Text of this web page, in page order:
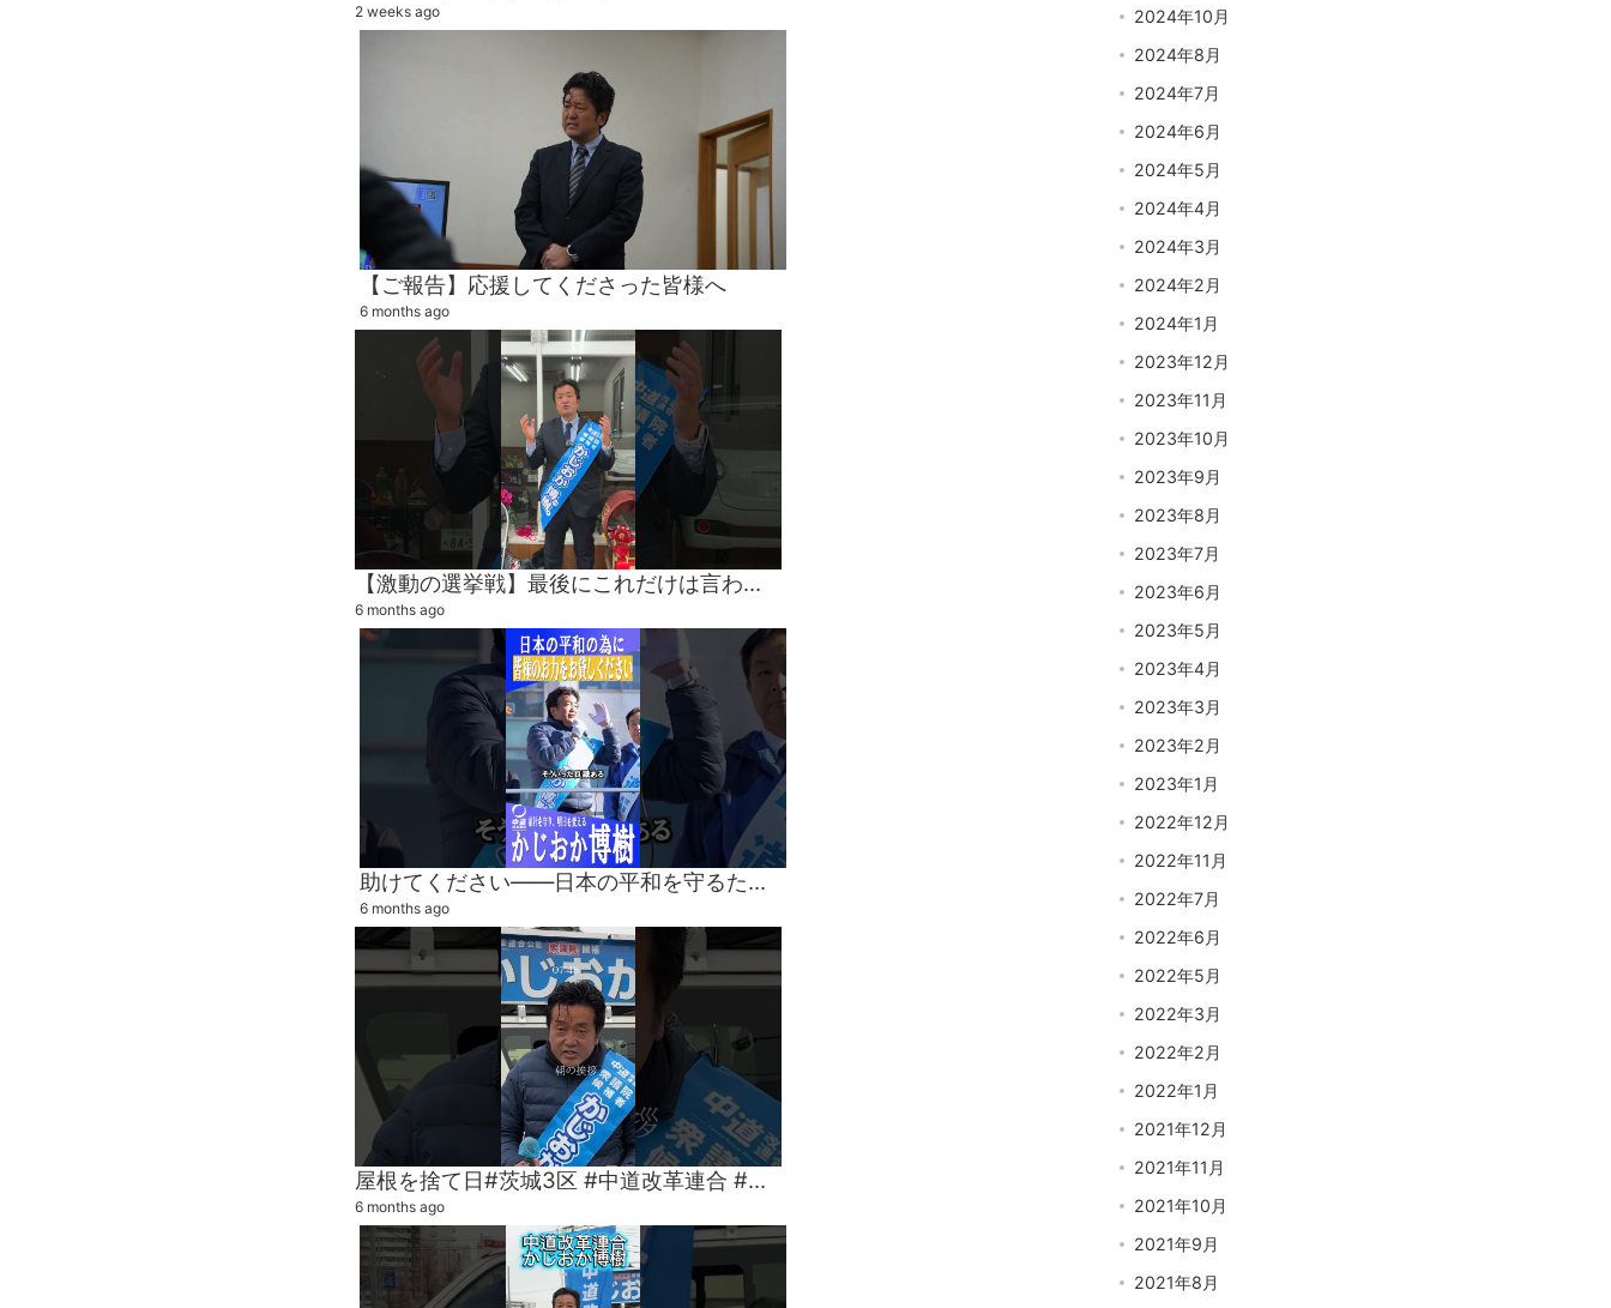
2 weeks ago
【ご報告】応援してくださった皆様へ
6 months ago
【激動の選挙戦】最後にこれだけは言わせてください。#かじおか博樹 #茨城3区 #衆院選2026
6 months ago
助けてください――日本の平和を守るための最後の訴え#日本の平和#正念場の選挙#未来世代のために#中道政治#ブレーキのある政治#人間主義#家計を守る#尊厳を守る#選挙に行こう#政治を自分ごとに
6 months ago
屋根を捨て日#茨城3区 #中道改革連合 #かじおか博樹 #雪 #選挙 #衆議院選挙2026 #トゥクトゥク
6 months ago
1 videos
2 years ago
2 years ago
2024年10月
2024年8月
2024年7月
2024年6月
2024年5月
2024年4月
2024年3月
2024年2月
2024年1月
2023年12月
2023年11月
2023年10月
2023年9月
2023年8月
2023年7月
2023年6月
2023年5月
2023年4月
2023年3月
2023年2月
2023年1月
2022年12月
2022年11月
2022年7月
2022年6月
2022年5月
2022年3月
2022年2月
2022年1月
2021年12月
2021年11月
2021年10月
2021年9月
2021年8月